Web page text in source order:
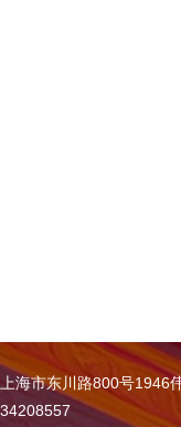
上海市东川路800号1946
34208557